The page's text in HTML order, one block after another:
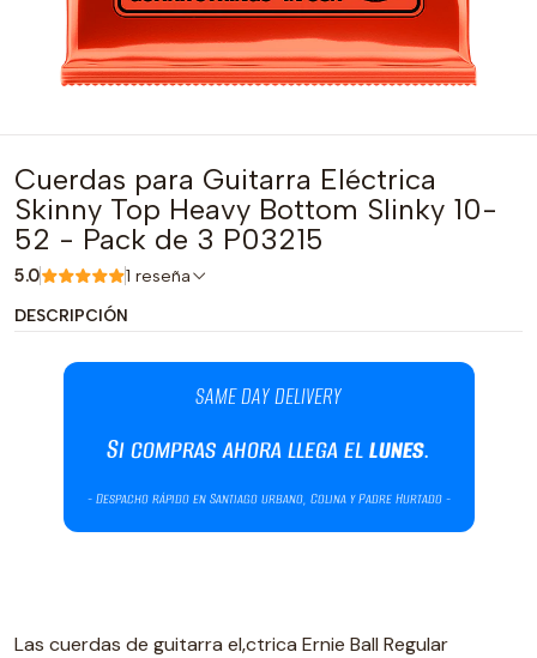
Cuerdas para Guitarra Eléctrica
Skinny Top Heavy Bottom Slinky 10-
52 - Pack de 3 P03215
5.0 1 reseña
DESCRIPCIÓN
Las cuerdas de guitarra el‚ctrica Ernie Ball Regular